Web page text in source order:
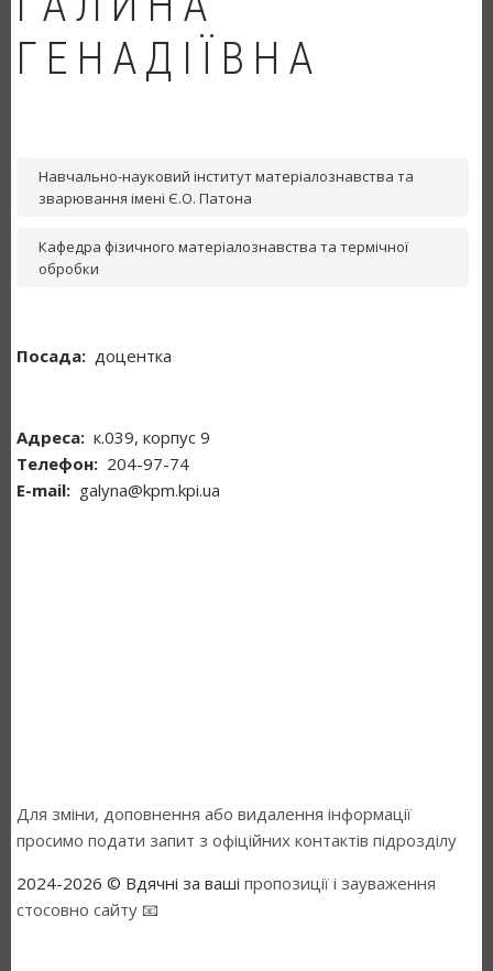
ГЕНАДІЇВНА
Навчально-науковий інститут матеріалознавства та
зварювання імені Є.О. Патона
Кафедра фізичного матеріалознавства та термічної
обробки
Посада доцентка
Адреса к.039, корпус 9
Телефон
204-97-74
Е-mail
galyna@kpm.kpi.ua
Для зміни, доповнення або видалення інформації
просимо подати запит з офіційних контактів підрозділу
2024-2026 © Вдячні за ваші пропозиції і зауваження
стосовно сайту 📧